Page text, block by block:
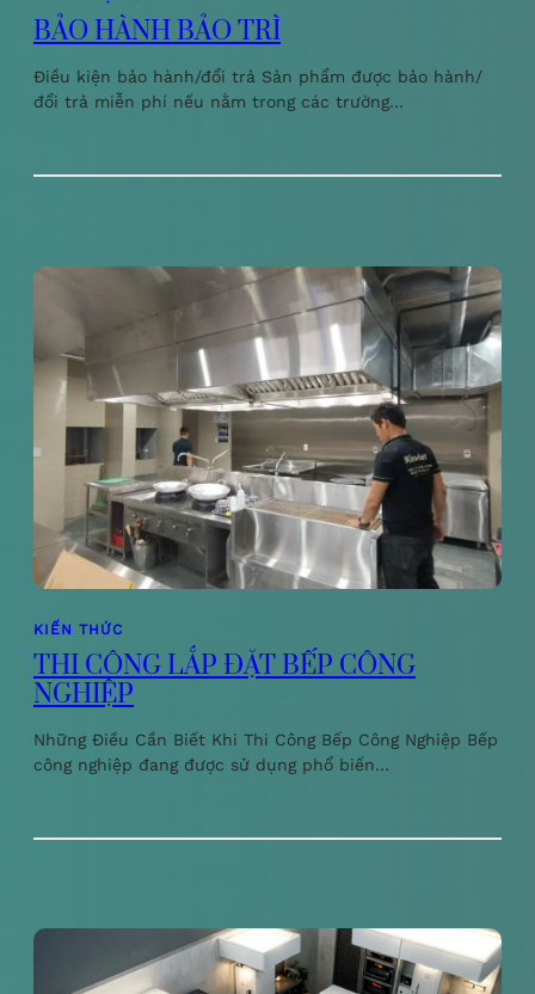
BẢO HÀNH BẢO TRÌ
Điều kiện bảo hành/đổi trả Sản phẩm được bảo hành/
đổi trả miễn phí nếu nằm trong các trường…
KIẾN THỨC
THI CÔNG LẮP ĐẶT BẾP CÔNG
NGHIỆP
Những Điều Cần Biết Khi Thi Công Bếp Công Nghiệp Bếp
công nghiệp đang được sử dụng phổ biến…